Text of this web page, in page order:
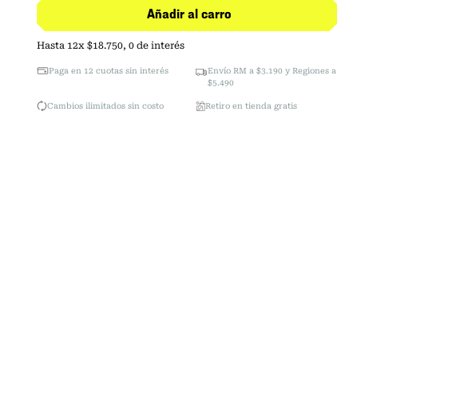
Añadir al carro
Hasta 12x$18.750,0 de interés
Paga en 12 cuotas sin interés
Envío RM a $3.190 y Regiones a
$5.490
Cambios ilimitados sin costo Retiro en tienda gratis